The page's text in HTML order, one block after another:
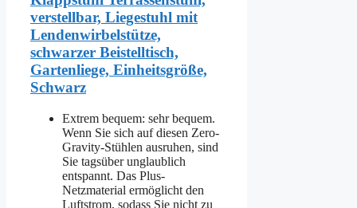
verstellbar, Liegestuhl mit
Lendenwirbelstütze,
schwarzer Beistelltisch,
Gartenliege, Einheitsgröße,
Schwarz
Extrem bequem: sehr bequem.
Wenn Sie sich auf diesen Zero-
Gravity-Stühlen ausruhen, sind
Sie tagsüber unglaublich
entspannt. Das Plus-
Netzmaterial ermöglicht den
Luftstrom, sodass Sie nicht zu